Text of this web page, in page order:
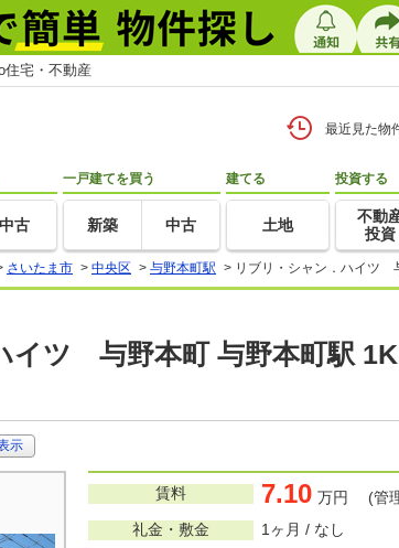
住宅・不動産
最近見た物
中古
一戸建てを買う
新築 中古
建てる
土地
投資する
不動
投資
さいたま市 > 中央区 > 与野本町駅 > リブリ・シャン．ハイツ
イツ 与野本町 与野本町駅
示
賃料 7.10 万円 (管
礼金・敷金
1ヶ月 / なし